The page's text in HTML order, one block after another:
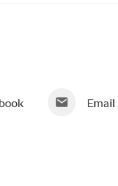
Email